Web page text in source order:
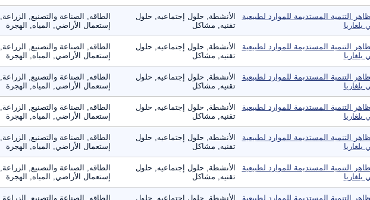
التنمية المستديمة للموارد لطبيعية
بلغاريا
الأنشطة, حلول إجتماعيه, حلول
تقنيه, مشاكل
الطاقه, الصناعة والتصنيع, الزراعة,
إستعمال الأراضي, المياه, الهجرة
التنمية المستديمة للموارد لطبيعية
بلغاريا
الأنشطة, حلول إجتماعيه, حلول
تقنيه, مشاكل
الطاقه, الصناعة والتصنيع, الزراعة,
إستعمال الأراضي, المياه, الهجرة
التنمية المستديمة للموارد لطبيعية
بلغاريا
الأنشطة, حلول إجتماعيه, حلول
تقنيه, مشاكل
الطاقه, الصناعة والتصنيع, الزراعة,
إستعمال الأراضي, المياه, الهجرة
التنمية المستديمة للموارد لطبيعية
بلغاريا
الأنشطة, حلول إجتماعيه, حلول
تقنيه, مشاكل
الطاقه, الصناعة والتصنيع, الزراعة,
إستعمال الأراضي, المياه, الهجرة
التنمية المستديمة للموارد لطبيعية
بلغاريا
الأنشطة, حلول إجتماعيه, حلول
تقنيه, مشاكل
الطاقه, الصناعة والتصنيع, الزراعة,
إستعمال الأراضي, المياه, الهجرة
التنمية المستديمة للموارد لطبيعية
بلغاريا
الأنشطة, حلول إجتماعيه, حلول
تقنيه, مشاكل
الطاقه, الصناعة والتصنيع, الزراعة,
إستعمال الأراضي, المياه, الهجرة
التنمية المستديمة للموارد لطبيعية
الأنشطة, حلول إجتماعيه, حلول
الطاقه, الصناعة والتصنيع, الزراعة,